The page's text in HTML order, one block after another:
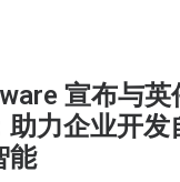
宣布与英
助力企业开发
能